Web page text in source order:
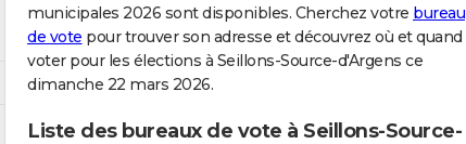
municipales 2026 sont disponibles. Cherchez votre bureau
de vote pour trouver son adresse et découvrez où et quand
voter pour les élections à Seillons-Source-d'Argens ce
dimanche 22 mars 2026.
Liste des bureaux de vote à Seillons-Source-